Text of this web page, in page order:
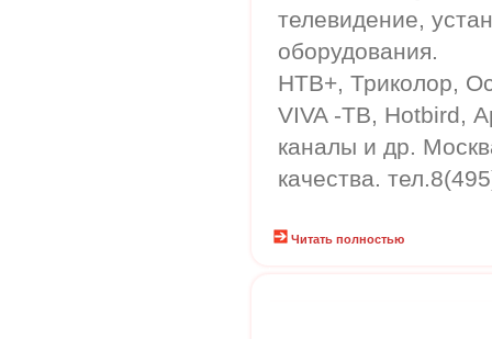
телевидение,
оборудования.
НТВ+, Триколор,
VIVA -ТВ, Hotbird,
каналы и др.
качества.
Читать полностью